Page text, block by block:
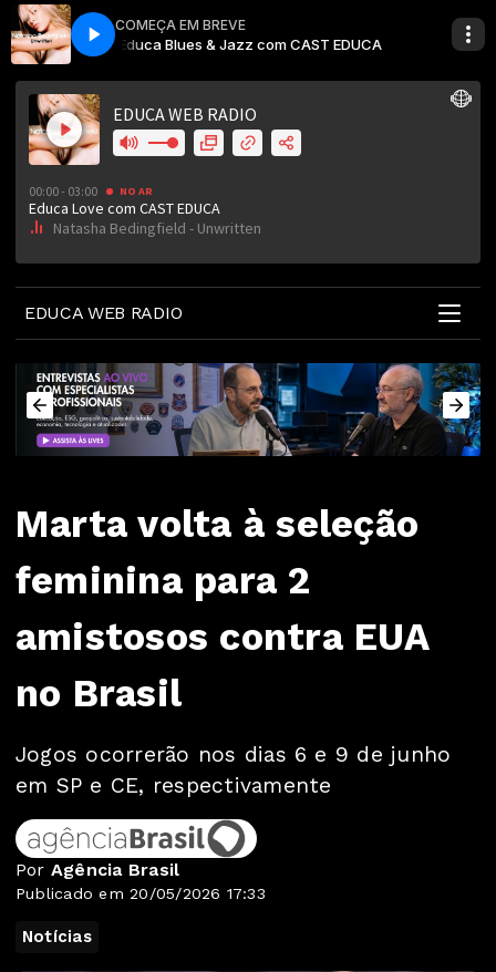
Educa Love com CAST EDUCA
Natasha Bedingfield - Unwritten
COMEÇA EM BREVE
Educa Blues & Jazz com CAST EDUCA
EDUCA WEB RADIO
Marta volta à seleção
feminina para 2
amistosos contra EUA
no Brasil
Jogos ocorrerão nos dias 6 e 9 de junho
em SP e CE, respectivamente
Por Agência Brasil
Publicado em 20/05/2026 17:33
Notícias